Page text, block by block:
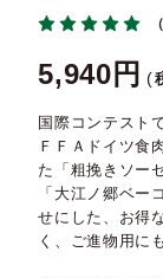
5,940
国際コンテスト
ＦＦＡドイツ食
た「粗挽きソー
「大江ノ郷ベー
せにした、お得
く、ご進物用に